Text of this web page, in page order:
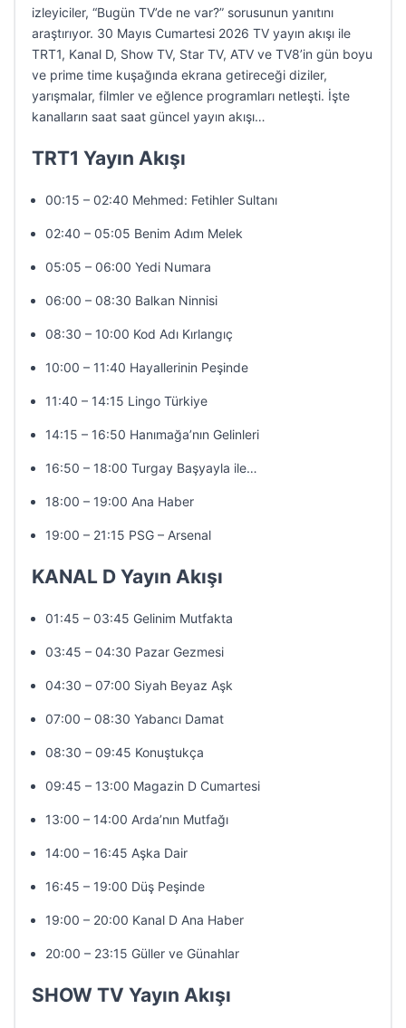
izleyiciler, “Bugün TV’de ne var?” sorusunun yanıtını
araştırıyor. 30 Mayıs Cumartesi 2026 TV yayın akışı ile
TRT1, Kanal D, Show TV, Star TV, ATV ve TV8’in gün boyu
ve prime time kuşağında ekrana getireceği diziler,
yarışmalar, filmler ve eğlence programları netleşti. İşte
kanalların saat saat güncel yayın akışı…
TRT1 Yayın Akışı
00:15 – 02:40 Mehmed: Fetihler Sultanı
02:40 – 05:05 Benim Adım Melek
05:05 – 06:00 Yedi Numara
06:00 – 08:30 Balkan Ninnisi
08:30 – 10:00 Kod Adı Kırlangıç
10:00 – 11:40 Hayallerinin Peşinde
11:40 – 14:15 Lingo Türkiye
14:15 – 16:50 Hanımağa’nın Gelinleri
16:50 – 18:00 Turgay Başyayla ile…
18:00 – 19:00 Ana Haber
19:00 – 21:15 PSG – Arsenal
KANAL D Yayın Akışı
01:45 – 03:45 Gelinim Mutfakta
03:45 – 04:30 Pazar Gezmesi
04:30 – 07:00 Siyah Beyaz Aşk
07:00 – 08:30 Yabancı Damat
08:30 – 09:45 Konuştukça
09:45 – 13:00 Magazin D Cumartesi
13:00 – 14:00 Arda’nın Mutfağı
14:00 – 16:45 Aşka Dair
16:45 – 19:00 Düş Peşinde
19:00 – 20:00 Kanal D Ana Haber
20:00 – 23:15 Güller ve Günahlar
SHOW TV Yayın Akışı